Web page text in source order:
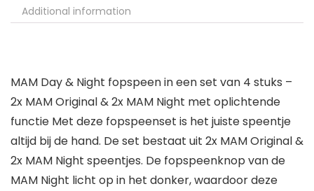
Additional information
MAM Day & Night fopspeen in een set van 4 stuks –
2x MAM Original & 2x MAM Night met oplichtende
functie Met deze fopspeenset is het juiste speentje
altijd bij de hand. De set bestaat uit 2x MAM Original &
2x MAM Night speentjes. De fopspeenknop van de
MAM Night licht op in het donker, waardoor deze